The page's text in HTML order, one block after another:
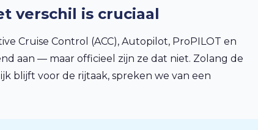
verschil is cruciaal
Cruise Control (ACC), Autopilot, ProPILOT en
aan — maar officieel zijn ze dat niet. Zolang de
blijft voor de rijtaak, spreken we van een